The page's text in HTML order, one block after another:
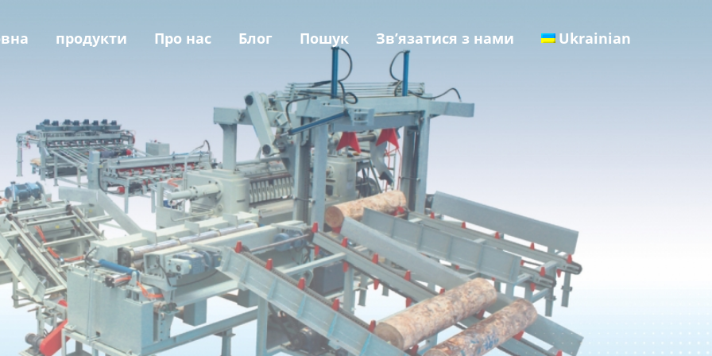
продукти Про нас Блог Пошук Зв’язатися з нами Ukrainian